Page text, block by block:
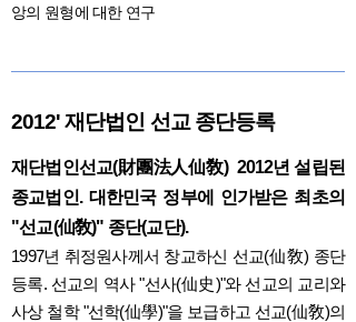
앙의 원형에 대한 연구
2012' 재단법인 선교 종단등록
재단법인선교(財團法人仙敎) 2012년 설립된
종교법인. 대한민국 정부에 인가받은 최초의
"선교(仙敎)" 종단(교단).
1997년 취정원사께서 창교하신 선교(仙敎) 종단
등록. 선교의 역사 "선사(仙史)"와 선교의 교리와
사상 철학 "선학(仙學)"을 보급하고 선교(仙敎)의